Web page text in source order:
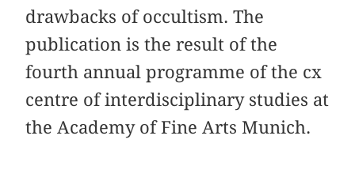
drawbacks of occultism. The
publication is the result of the
fourth annual programme of the cx
centre of interdisciplinary studies at
the Academy of Fine Arts Munich.